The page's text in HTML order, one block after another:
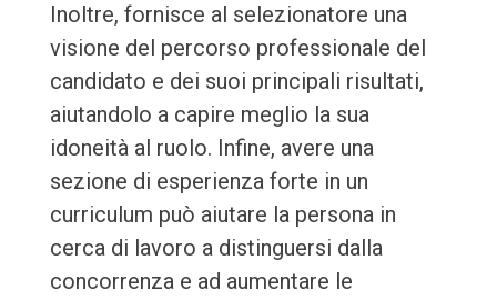
Inoltre, fornisce al selezionatore una
visione del percorso professionale del
candidato e dei suoi principali risultati,
aiutandolo a capire meglio la sua
idoneità al ruolo. Infine, avere una
sezione di esperienza forte in un
curriculum può aiutare la persona in
cerca di lavoro a distinguersi dalla
concorrenza e ad aumentare le